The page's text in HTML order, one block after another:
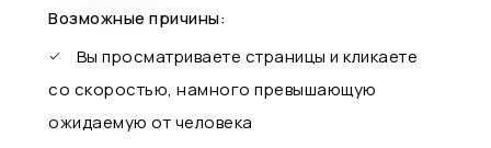
Возможные причины:
Вы просматриваете страницы и кликаете
со скоростью, намного превышающую
ожидаемую от человека